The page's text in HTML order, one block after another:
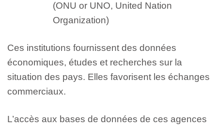
(ONU or UNO, United Nation
Organization)
Ces institutions fournissent des données
économiques, études et recherches sur la
situation des pays. Elles favorisent les échanges
commerciaux.
L’accès aux bases de données de ces agences